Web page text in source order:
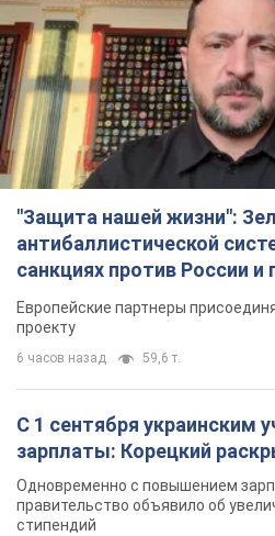
"Защита нашей жизни":
антибаллистической
санкциях против России
Видео
Европейские партнеры
проекту
6 часов назад 59,6 т.
С 1 сентября украинским
зарплаты: Корецкий
Одновременно с повышением
правительство объявило об
стипендий